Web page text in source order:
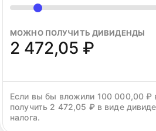
МОЖНО ПОЛУЧИТЬ ДИВИДЕНДЫ
2 472,05 ₽
Если вы бы вложили 100 000,00
получить 2 472,05 ₽ в виде
налога.